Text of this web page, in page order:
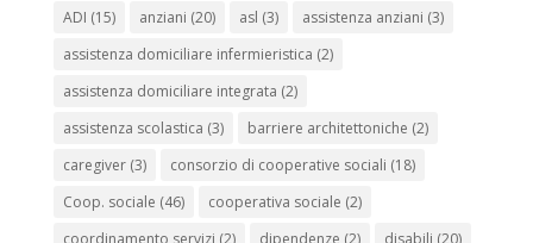
ADI (15) anziani (20) asl (3) assistenza anziani (3)
assistenza domiciliare infermieristica (2)
assistenza domiciliare integrata (2)
assistenza scolastica (3) barriere architettoniche (2)
caregiver(3) consorzio di cooperative sociali (18)
Coop. sociale (46) cooperativa sociale (2)